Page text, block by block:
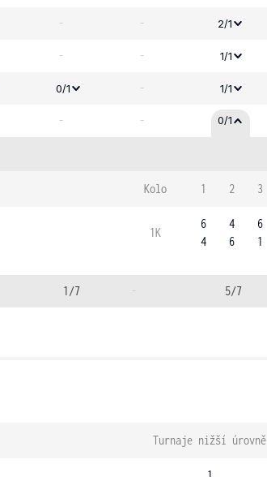
- - 2/1
- - 1/1
0/1 - 1/1
- - 0/1
Kolo 1 2 3
1K
6
4
4
6
6
1
1/7 - 5/7
Turnaje nižší úrovně